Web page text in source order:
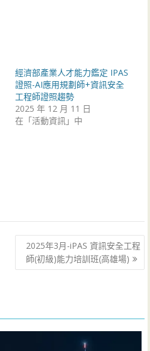
經濟部產業人才能力鑑定 IPAS
證照-AI應用規劃師+資訊安全
工程師證照趨勢
2025 年 12 月 11 日
在「活動資訊」中
2025年3月-iPAS 資訊安全工程
師(初級)能力培訓班(高雄場)